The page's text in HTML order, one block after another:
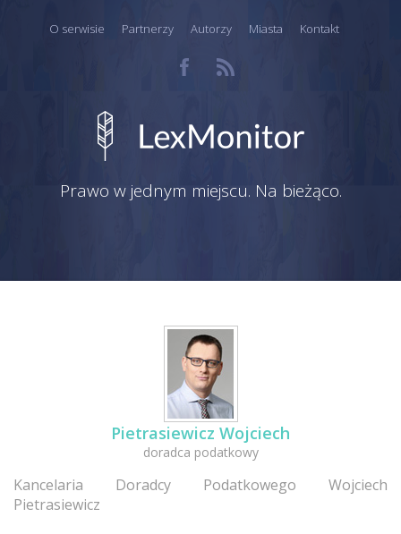
O serwisie Partnerzy Autorzy Miasta Kontakt
Prawo w jednym miejscu. Na bieżąco.
Pietrasiewicz Wojciech
doradca podatkowy
Kancelaria Doradcy Podatkowego Wojciech
Pietrasiewicz